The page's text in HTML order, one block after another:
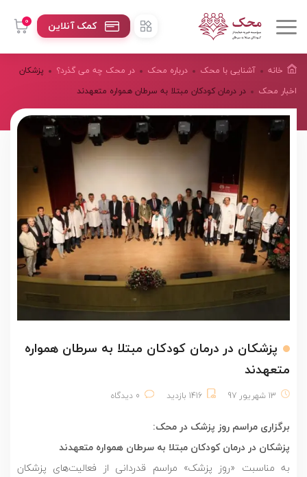
0 کمک آنلاین
خانه آشنایی با محک درباره محک
در محک چه می گذرد؟
اخبار محک
پزشکان
در درمان کودکان مبتلا به سرطان همواره متعهدند
پزشکان در درمان کودکان مبتلا به سرطان همواره
متعهدند
13 شهریور 97 1416 بازدید 0 دیدگاه
برگزاری مراسم روز پزشک در محک:
پزشکان در درمان کودکان مبتلا به سرطان همواره متعهدند
به مناسبت «روز پزشک» مراسم قدردانی از فعالیت‌های پزشکان